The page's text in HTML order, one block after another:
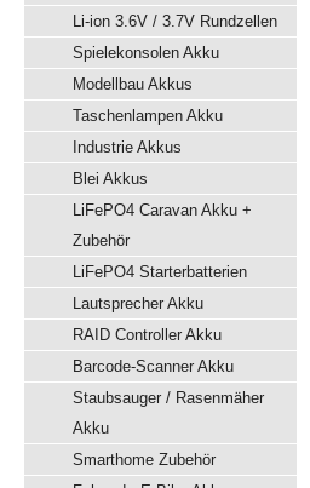
Li-ion 3.6V / 3.7V Rundzellen
Spielekonsolen Akku
Modellbau Akkus
Taschenlampen Akku
Industrie Akkus
Blei Akkus
LiFePO4 Caravan Akku +
Zubehör
LiFePO4 Starterbatterien
Lautsprecher Akku
RAID Controller Akku
Barcode-Scanner Akku
Staubsauger / Rasenmäher
Akku
Smarthome Zubehör